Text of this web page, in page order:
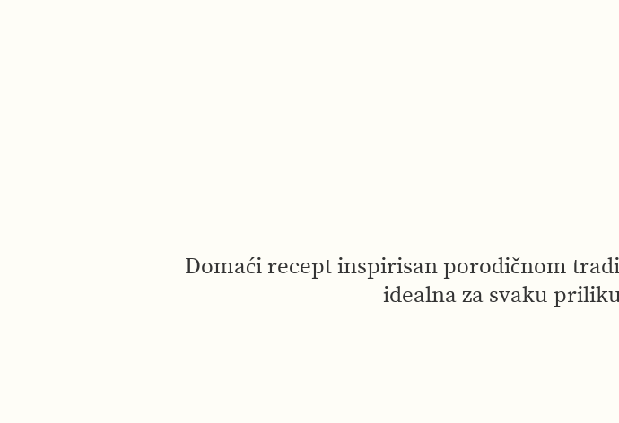
Domaći recept inspirisan porodičnom
idealna za svaku